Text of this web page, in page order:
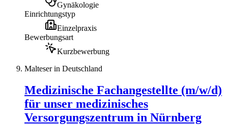
Gynäkologie
Einrichtungstyp
Einzelpraxis
Bewerbungsart
Kurzbewerbung
Malteser in Deutschland
Medizinische Fachangestellte (m/w/d)
für unser medizinisches
Versorgungszentrum in Nürnberg